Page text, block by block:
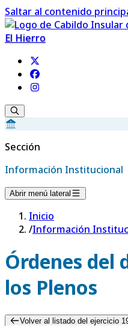
Saltar al contenido
El Hierro
Sección
Información Institucional
Abrir menú lateral
Inicio
/Información
Órdenes del
los Plenos
Volver al listado del ejercicio